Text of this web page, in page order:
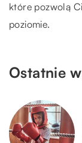
które pozwolą
poziomie.
Ostatnie